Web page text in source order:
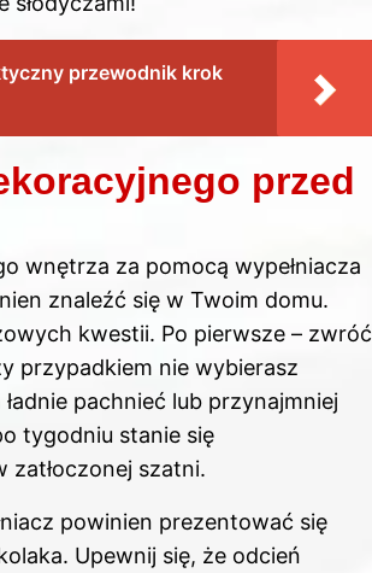
przewodnik krok
przed
wnętrza za pomocą wypełniacza
znaleźć się w Twoim domu.
kwestii. Po pierwsze – zwróć
przypadkiem nie wybierasz
pachnieć lub przynajmniej
tygodniu stanie się
szatni.
powinien prezentować się
Upewnij się, że odcień